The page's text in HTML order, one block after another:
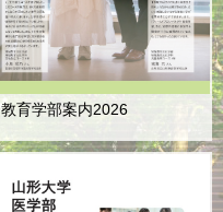
教育学部案内2026